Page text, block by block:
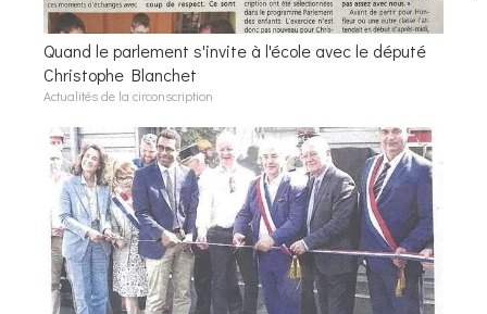
Quand le parlement s'invite à l'école avec le député
Christophe Blanchet
Actualités de la circonscription